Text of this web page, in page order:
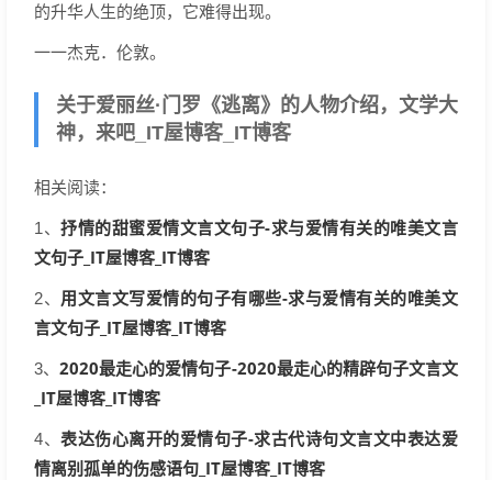
的升华人生的绝顶，它难得出现。
一一杰克．伦敦。
关于爱丽丝·门罗《逃离》的人物介绍，文学大
神，来吧_IT屋博客_IT博客
相关阅读：
1、抒情的甜蜜爱情文言文句子-求与爱情有关的唯美文言
文句子_IT屋博客_IT博客
2、 用文言文写爱情的句子有哪些-求与爱情有关的唯美文
言文句子_IT屋博客_IT博客
3、2020最走心的爱情句子-2020最走心的精辟句子文言文
_IT屋博客_IT博客
4、表达伤心离开的爱情句子-求古代诗句文言文中表达爱
情离别孤单的伤感语句_IT屋博客_IT博客